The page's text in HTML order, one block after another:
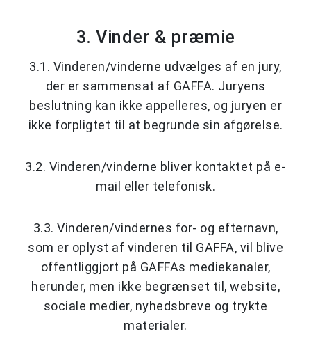
3. Vinder & præmie
3.1. Vinderen/vinderne udvælges af en jury,
der er sammensat af GAFFA. Juryens
beslutning kan ikke appelleres, og juryen er
ikke forpligtet til at begrunde sin afgørelse.
3.2. Vinderen/vinderne bliver kontaktet på e-
mail eller telefonisk.
3.3. Vinderen/vindernes for- og efternavn,
som er oplyst af vinderen til GAFFA, vil blive
offentliggjort på GAFFAs mediekanaler,
herunder, men ikke begrænset til, website,
sociale medier, nyhedsbreve og trykte
materialer.